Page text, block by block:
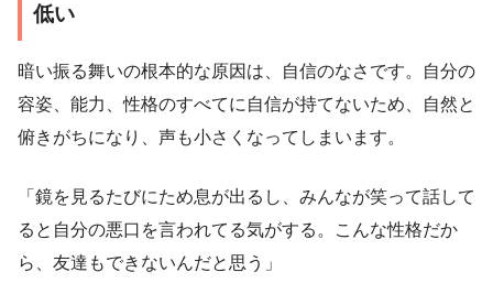
低い
暗い振る舞いの根本的な原因は、自信のなさです。自分の
容姿、能力、性格のすべてに自信が持てないため、自然と
俯きがちになり、声も小さくなってしまいます。
「鏡を見るたびにため息が出るし、みんなが笑って話して
ると自分の悪口を言われてる気がする。こんな性格だか
ら、友達もできないんだと思う」